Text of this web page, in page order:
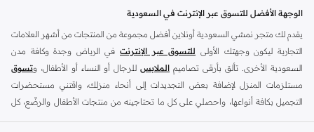
التيشرتات
قماش وبناطيل متنوعة والجوارب و الملابس الداخلية و
ملابس نيو بلانس والأحذيةبشكل أفضل مع المناسبات الغير رسمية والرياضية وأسلوب
الحياة العادي بالإضافة إلى المناسبات المتعلقة بالركض والتدريب. تسوق أحذية تريل من
نيو بالانس للرجال لرحلتك القادمة في المشي لمسافات طويلة. اشترِأحذية للرجال
وأحذية رياضية حمراء مثل أحذية سنيكرز قصير الرقبة وكذلك أحذية نيو بالانس الخضراء
للرجال في أحذية رياضية مثل ترينرز. تعتبر ملابس وأحذية التمارين الرياضية للرجال من
نيو بالانس مثالية للحفاظ على المظهر الأنيق داخل وخارج الجيم. تسوق من أحذية نيو
الوجهة الأفضل للتسوق عبر الإنترنت في السعودية
يقدم لك متجر نمشي السعودية أونلاين أفضل مجموعة من المنتجات من أشهر العلامات
التجارية ليكون وجهتك الأولى للتسوق عبر الإنترنت في الرياض وجدة وكافة مدن
السعودية الأخرى. تألق بأرقى تصاميم الملابس للرجال أو النساء أو الأطفال، وتسوق
مستلزمات المنزل لإضافة بعض التجديدات إلى أنحاء منزلك، واقتني مستحضرات
التجميل بكافة أنواعها، واحصلي على كل ما تحتاجينه من منتجات الأطفال والرضّع، كل